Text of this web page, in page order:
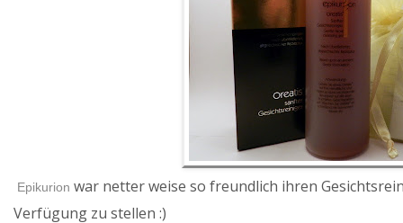
Epikurion war netter weise so freundlich ihren
Verfügung zu stellen :)